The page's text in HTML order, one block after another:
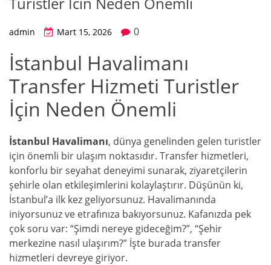
admin Mart 15, 2026 0
İstanbul Havalimanı
Transfer Hizmeti Turistler
İçin Neden Önemli
İstanbul Havalimanı, dünya genelinden gelen turistler
için önemli bir ulaşım noktasıdır. Transfer hizmetleri,
konforlu bir seyahat deneyimi sunarak, ziyaretçilerin
şehirle olan etkileşimlerini kolaylaştırır. Düşünün ki,
İstanbul’a ilk kez geliyorsunuz. Havalimanında
iniyorsunuz ve etrafınıza bakıyorsunuz. Kafanızda pek
çok soru var: “Şimdi nereye gideceğim?”, “Şehir
merkezine nasıl ulaşırım?” İşte burada transfer
hizmetleri devreye giriyor.